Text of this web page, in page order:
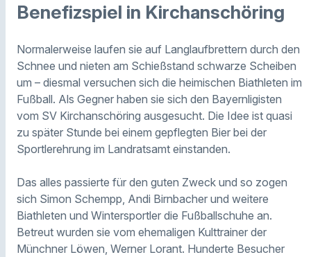
Benefizspiel in Kirchanschöring
Normalerweise laufen sie auf Langlaufbrettern durch den
Schnee und nieten am Schießstand schwarze Scheiben
um – diesmal versuchen sich die heimischen Biathleten im
Fußball. Als Gegner haben sie sich den Bayernligisten
vom SV Kirchanschöring ausgesucht. Die Idee ist quasi
zu später Stunde bei einem gepflegten Bier bei der
Sportlerehrung im Landratsamt einstanden.
Das alles passierte für den guten Zweck und so zogen
sich Simon Schempp, Andi Birnbacher und weitere
Biathleten und Wintersportler die Fußballschuhe an.
Betreut wurden sie vom ehemaligen Kulttrainer der
Münchner Löwen, Werner Lorant. Hunderte Besucher